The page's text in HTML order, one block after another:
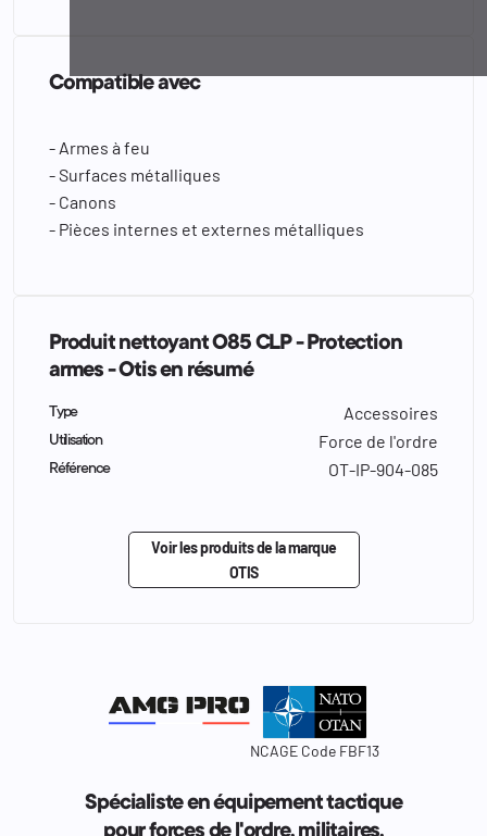
Compatible avec
- Armes à feu
- Surfaces métalliques
- Canons
- Pièces internes et externes métalliques
Produit nettoyant O85 CLP - Protection
armes - Otis en résumé
Type Accessoires
Utilisation Force de l'ordre
Référence OT-IP-904-085
Voir les produits de la marque
OTIS
NCAGE Code FBF13
Spécialiste en équipement tactique